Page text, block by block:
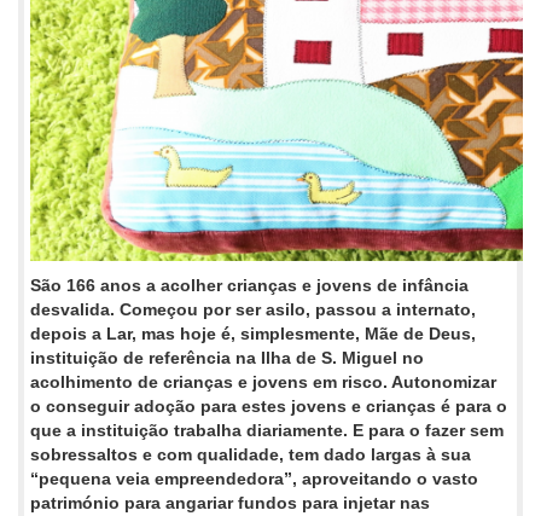
São 166 anos a acolher crianças e jovens de infância
desvalida. Começou por ser asilo, passou a internato,
depois a Lar, mas hoje é, simplesmente, Mãe de Deus,
instituição de referência na Ilha de S. Miguel no
acolhimento de crianças e jovens em risco. Autonomizar
o conseguir adoção para estes jovens e crianças é para o
que a instituição trabalha diariamente. E para o fazer sem
sobressaltos e com qualidade, tem dado largas à sua
“pequena veia empreendedora”, aproveitando o vasto
património para angariar fundos para injetar nas